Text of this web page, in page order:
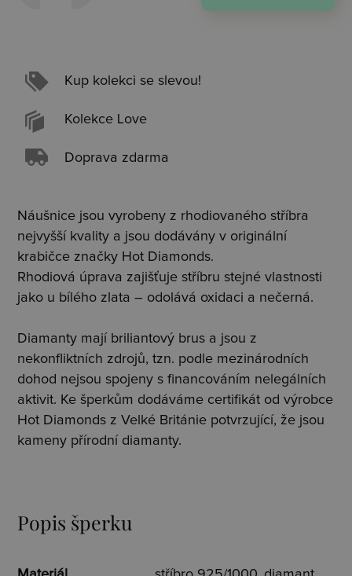
Kup kolekci se slevou!
Kolekce Love
Doprava zdarma
Náušnice jsou vyrobeny z rhodiovaného stříbra
nejvyšší kvality a jsou dodávány v originální
krabičce značky Hot Diamonds.
Rhodiová úprava zajišťuje stříbru stejné vlastnosti
jako u bílého zlata – odolává oxidaci a nečerná.
Diamanty mají briliantový brus a jsou z
nekonfliktních zdrojů, tzn. podle mezinárodních
dohod nejsou spojeny s financováním nelegálních
aktivit. Ke šperkům dodáváme certifikát od výrobce
Hot Diamonds z Velké Británie potvrzující, že jsou
kameny přírodní diamanty.
Popis šperku